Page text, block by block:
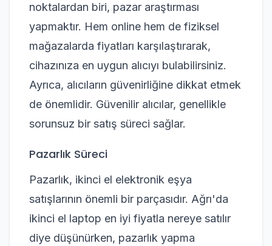
noktalardan biri, pazar araştırması
yapmaktır. Hem online hem de fiziksel
mağazalarda fiyatları karşılaştırarak,
cihazınıza en uygun alıcıyı bulabilirsiniz.
Ayrıca, alıcıların güvenirliğine dikkat etmek
de önemlidir. Güvenilir alıcılar, genellikle
sorunsuz bir satış süreci sağlar.
Pazarlık Süreci
Pazarlık, ikinci el elektronik eşya
satışlarının önemli bir parçasıdır. Ağrı'da
ikinci el laptop en iyi fiyatla nereye satılır
diye düşünürken, pazarlık yapma